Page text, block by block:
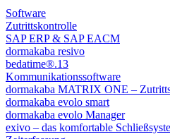
Software
Zutrittskontrolle
SAP ERP & SAP EACM
dormakaba resivo
bedatime®.13
Kommunikationssoftware
dormakaba MATRIX ONE –
dormakaba evolo smart
dormakaba evolo Manager
exivo – das komfortable